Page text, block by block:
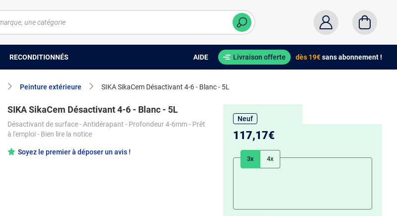
RECONDITIONNÉS AIDE Livraison offerte dès 19€sans abonnement !
Peinture extérieure SIKA SikaCem Désactivant 4-6 - Blanc - 5L
SIKA SikaCem Désactivant 4-6 - Blanc - 5L
Désactivant de surface - Antidérapant - Profondeur 4-6mm - Prêt
à l'emploi - Bien lire la notice
Soyez le premier à déposer un avis !
Neuf
117,17€
3x 4x